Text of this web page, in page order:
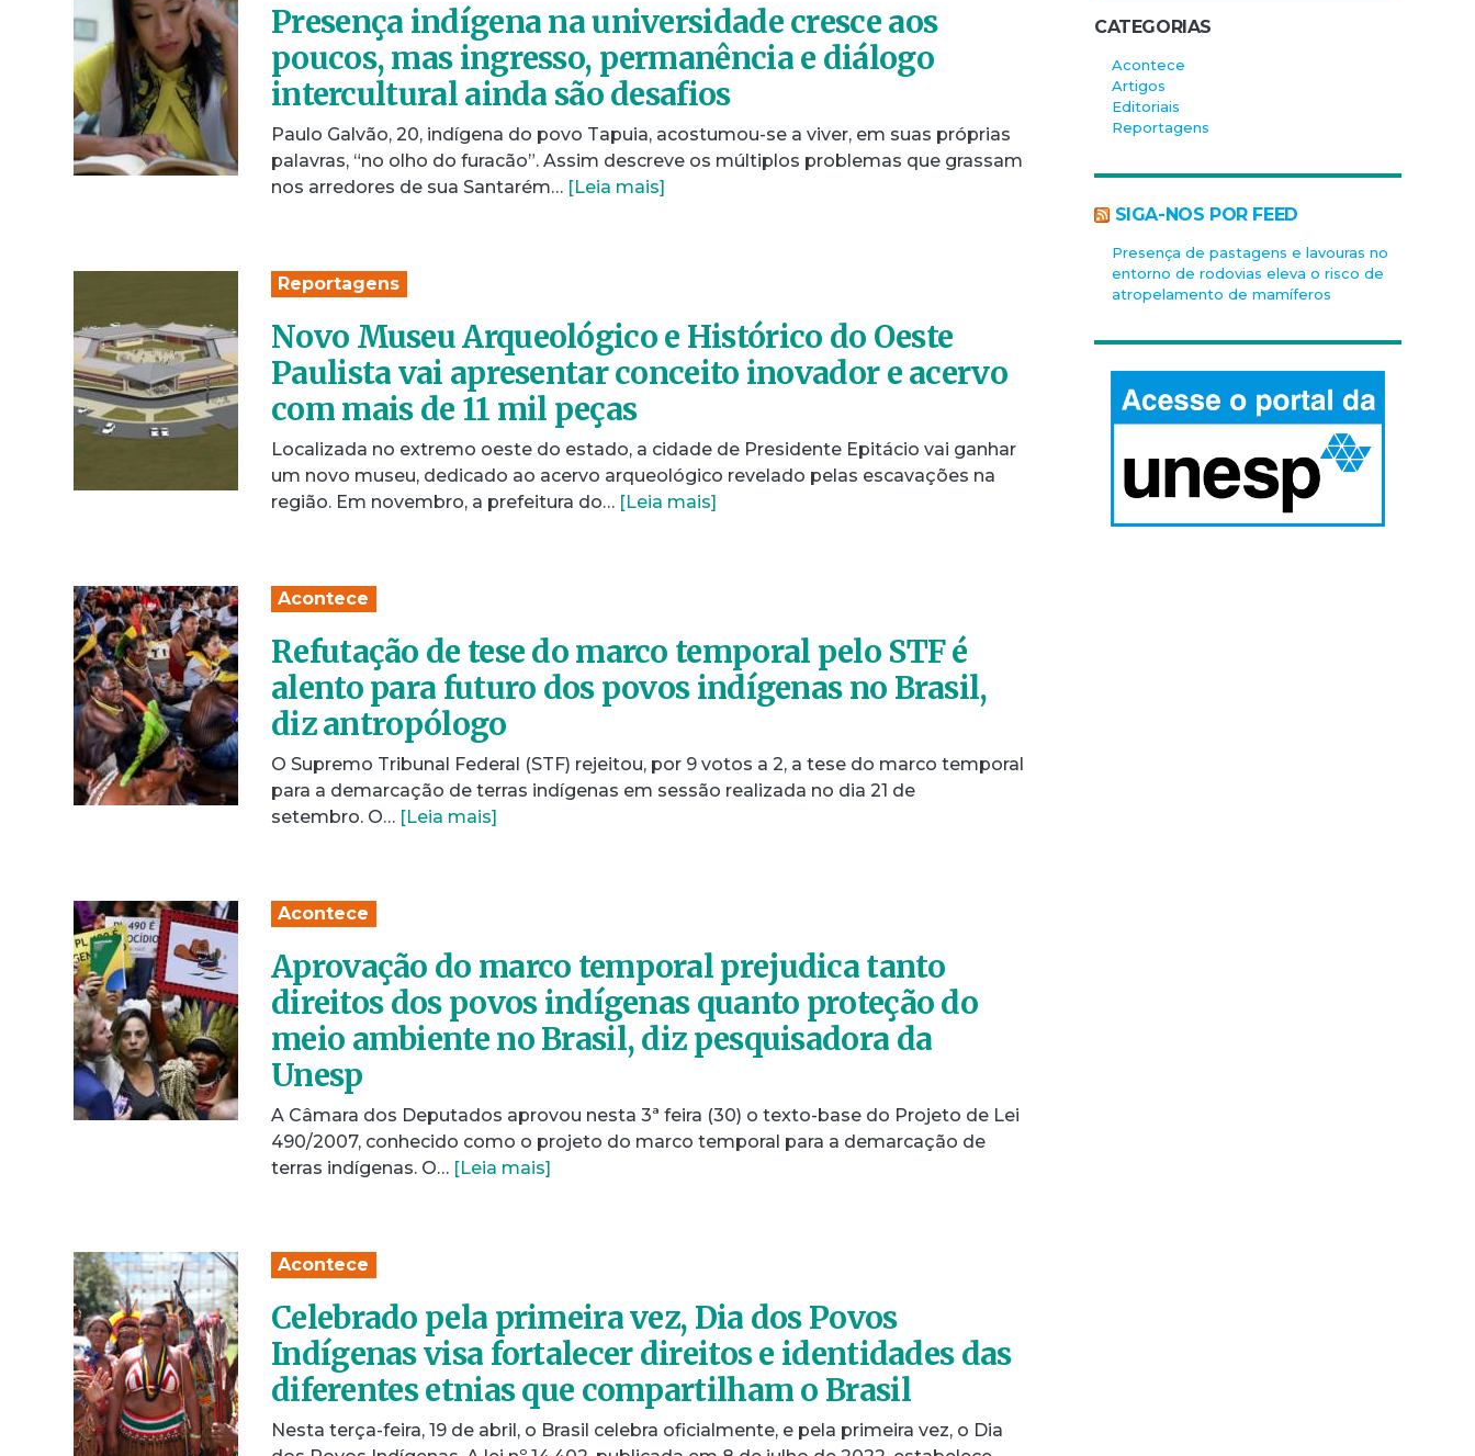
Presença indígena na universidade cresce aos
poucos, mas ingresso, permanência e diálogo
intercultural ainda são desafios
Paulo Galvão, 20, indígena do povo Tapuia, acostumou-se a viver, em suas próprias
palavras, “no olho do furacão”. Assim descreve os múltiplos problemas que grassam
nos arredores de sua Santarém… [Leia mais]
Reportagens
Novo Museu Arqueológico e Histórico do Oeste
Paulista vai apresentar conceito inovador e acervo
com mais de 11 mil peças
Localizada no extremo oeste do estado, a cidade de Presidente Epitácio vai ganhar
um novo museu, dedicado ao acervo arqueológico revelado pelas escavações na
região. Em novembro, a prefeitura do… [Leia mais]
Acontece
Refutação de tese do marco temporal pelo STF é
alento para futuro dos povos indígenas no Brasil,
diz antropólogo
O Supremo Tribunal Federal (STF) rejeitou, por 9 votos a 2, a tese do marco temporal
para a demarcação de terras indígenas em sessão realizada no dia 21 de
setembro. O… [Leia mais]
Acontece
Aprovação do marco temporal prejudica tanto
direitos dos povos indígenas quanto proteção do
meio ambiente no Brasil, diz pesquisadora da
Unesp
A Câmara dos Deputados aprovou nesta 3ª feira (30) o texto-base do Projeto de Lei
490/2007, conhecido como o projeto do marco temporal para a demarcação de
terras indígenas. O… [Leia mais]
Acontece
Celebrado pela primeira vez, Dia dos Povos
Indígenas visa fortalecer direitos e identidades das
diferentes etnias que compartilham o Brasil
Nesta terça-feira, 19 de abril, o Brasil celebra oficialmente, e pela primeira vez, o Dia
CATEGORIAS
Acontece
Artigos
Editoriais
Reportagens
SIGA-NOS POR FEED
Presença de pastagens e lavouras no
entorno de rodovias eleva o risco de
atropelamento de mamíferos